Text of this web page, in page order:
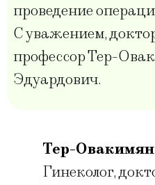
проведение
С уважением,
профессор Тер-
Эдуардович.
Тер-
Гинеколог,